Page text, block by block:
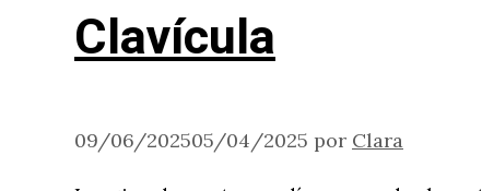
Clavícula
09/06/202505/04/2025 por Clara